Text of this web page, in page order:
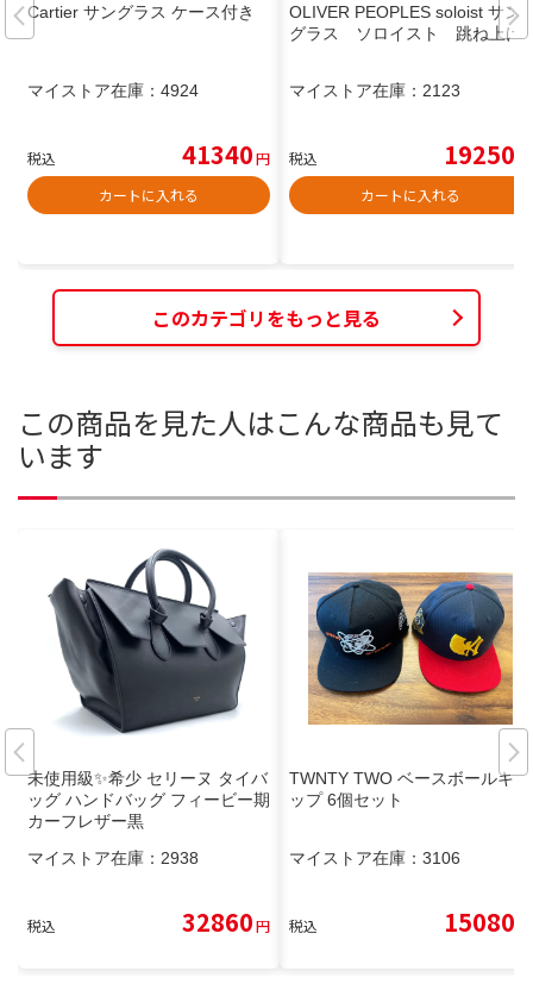
Cartier サングラス ケース付き
マイストア在庫： 4924
税込 41340円
カートに入れる
OLIVER PEOPLES soloist サン
グラス ソロイスト 跳ね上げ
マイストア在庫： 2123
税込 19250
カートに入れる
このカテゴリをもっと見る
この商品を見た人はこんな商品も見て
います
未使用級✨希少 セリーヌ タイバ
ッグ ハンドバッグ フィービー期
カーフレザー黒
マイストア在庫： 2938
税込 32860円
TWNTY TWO ベースボールキャ
ップ 6個セット
マイストア在庫： 3106
税込 15080